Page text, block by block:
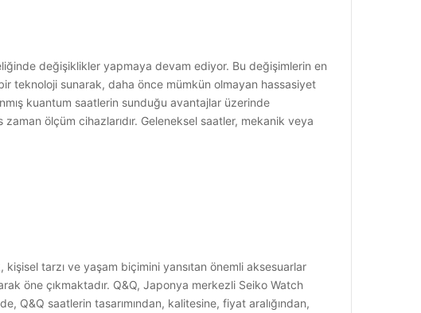
değişiklikler yapmaya devam ediyor. Bu değişimlerin en
teknoloji sunarak, daha önce mümkün olmayan hassasiyet
kuantum saatlerin sunduğu avantajlar üzerinde
ölçüm cihazlarıdır. Geleneksel saatler, mekanik veya
kişisel tarzı ve yaşam biçimini yansıtan önemli aksesuarlar
öne çıkmaktadır. Q&Q, Japonya merkezli Seiko Watch
Q&Q saatlerin tasarımından, kalitesine, fiyat aralığından,